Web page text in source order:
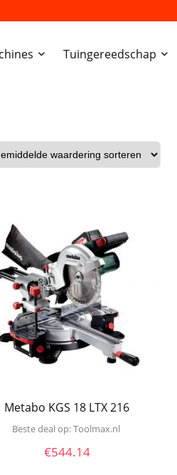
Tuingereedschap
Metabo KGS 18 LTX 216
Beste deal op: toolmax.nl
€544.14